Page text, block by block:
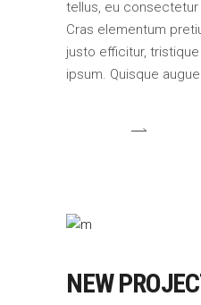
tellus, eu
Cras elementum
justo efficitur,
ipsum. Quisque
NEW